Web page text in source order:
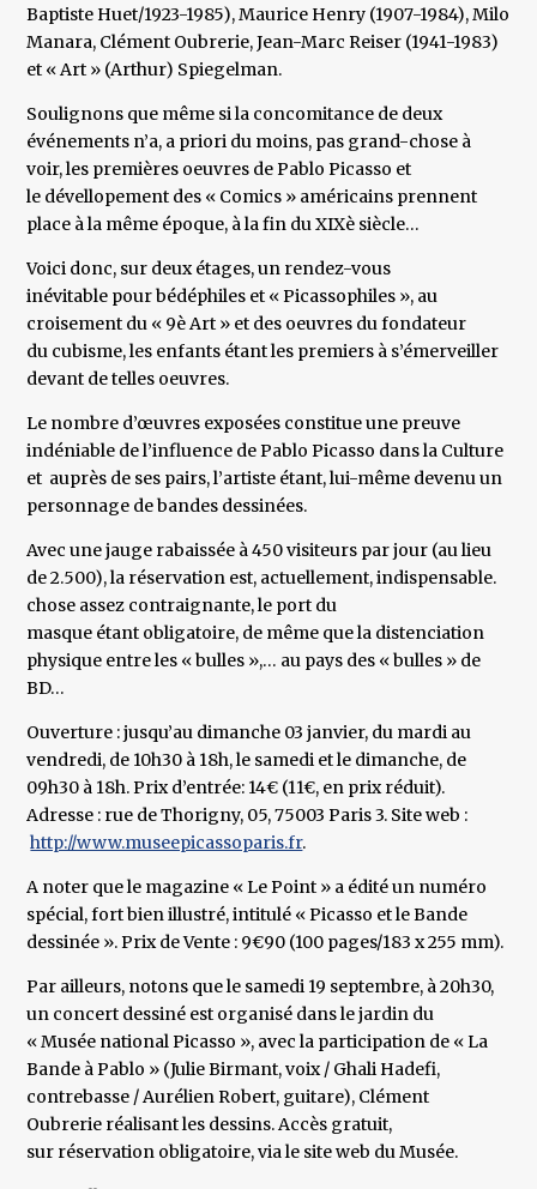
Baptiste Huet/1923-1985), Maurice Henry (1907-1984), Milo
Manara, Clément Oubrerie, Jean-Marc Reiser (1941-1983)
et « Art » (Arthur) Spiegelman.
Soulignons que même si la concomitance de deux
événements n’a, a priori du moins, pas grand-chose à
voir, les premières oeuvres de Pablo Picasso et
le dévellopement des « Comics » américains prennent
place à la même époque, à la fin du XIXè siècle…
Voici donc, sur deux étages, un rendez-vous
inévitable pour bédéphiles et « Picassophiles », au
croisement du « 9è Art » et des oeuvres du fondateur
du cubisme, les enfants étant les premiers à s’émerveiller
devant de telles oeuvres.
Le nombre d’œuvres exposées constitue une preuve
indéniable de l’influence de Pablo Picasso dans la Culture
et auprès de ses pairs, l’artiste étant, lui-même devenu un
personnage de bandes dessinées.
Avec une jauge rabaissée à 450 visiteurs par jour (au lieu
de 2.500), la réservation est, actuellement, indispensable.
chose assez contraignante, le port du
masque étant obligatoire, de même que la distenciation
physique entre les « bulles »,… au pays des « bulles » de
BD…
Ouverture : jusqu’au dimanche 03 janvier, du mardi au
vendredi, de 10h30 à 18h, le samedi et le dimanche, de
09h30 à 18h. Prix d’entrée: 14€ (11€, en prix réduit).
Adresse : rue de Thorigny, 05, 75003 Paris 3. Site web :
http://www.museepicassoparis.fr.
A noter que le magazine « Le Point » a édité un numéro
spécial, fort bien illustré, intitulé « Picasso et le Bande
dessinée ». Prix de Vente : 9€90 (100 pages/183 x 255 mm).
Par ailleurs, notons que le samedi 19 septembre, à 20h30,
un concert dessiné est organisé dans le jardin du
« Musée national Picasso », avec la participation de « La
Bande à Pablo » (Julie Birmant, voix / Ghali Hadefi,
contrebasse / Aurélien Robert, guitare), Clément
Oubrerie réalisant les dessins. Accès gratuit,
sur réservation obligatoire, via le site web du Musée.